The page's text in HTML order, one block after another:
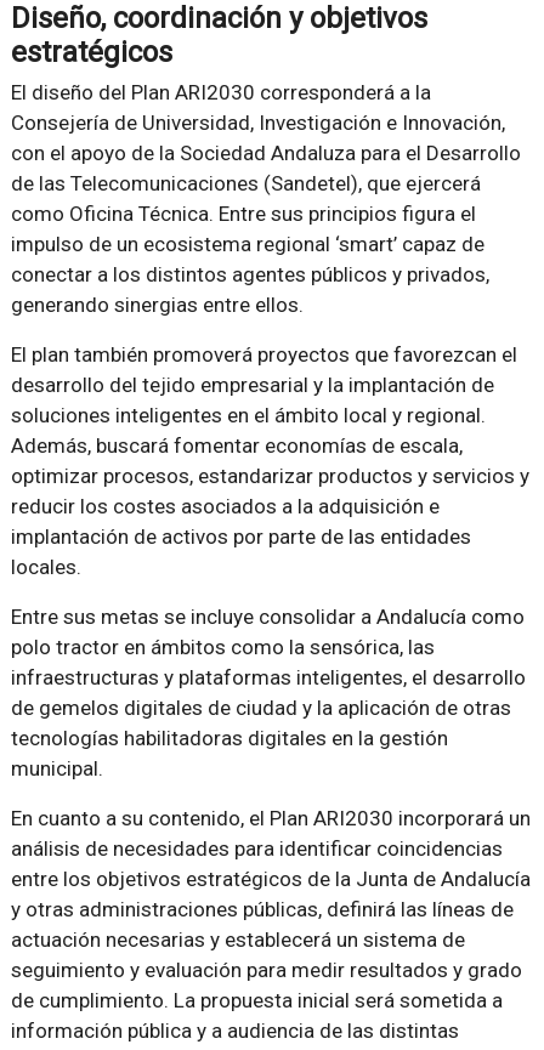
Diseño, coordinación y objetivos
estratégicos
El diseño del Plan ARI2030 corresponderá a la
Consejería de Universidad, Investigación e Innovación,
con el apoyo de la Sociedad Andaluza para el Desarrollo
de las Telecomunicaciones (Sandetel), que ejercerá
como Oficina Técnica. Entre sus principios figura el
impulso de un ecosistema regional ‘smart’ capaz de
conectar a los distintos agentes públicos y privados,
generando sinergias entre ellos.
El plan también promoverá proyectos que favorezcan el
desarrollo del tejido empresarial y la implantación de
soluciones inteligentes en el ámbito local y regional.
Además, buscará fomentar economías de escala,
optimizar procesos, estandarizar productos y servicios y
reducir los costes asociados a la adquisición e
implantación de activos por parte de las entidades
locales.
Entre sus metas se incluye consolidar a Andalucía como
polo tractor en ámbitos como la sensórica, las
infraestructuras y plataformas inteligentes, el desarrollo
de gemelos digitales de ciudad y la aplicación de otras
tecnologías habilitadoras digitales en la gestión
municipal.
En cuanto a su contenido, el Plan ARI2030 incorporará un
análisis de necesidades para identificar coincidencias
entre los objetivos estratégicos de la Junta de Andalucía
y otras administraciones públicas, definirá las líneas de
actuación necesarias y establecerá un sistema de
seguimiento y evaluación para medir resultados y grado
de cumplimiento. La propuesta inicial será sometida a
información pública y a audiencia de las distintas